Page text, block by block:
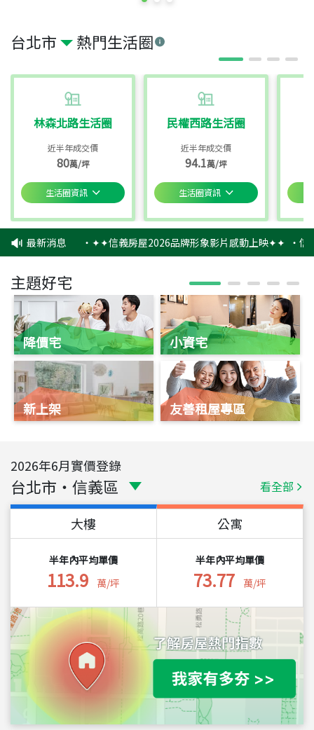
台北市 熱門生活圈
林森北路生活圈
近半年成交價
80萬/坪
生活圈資訊
民權西路生活圈
近半年成交價
94.1萬/坪
生活圈資訊
最新消息 ‧✦✦信義房屋2026品牌形象影片感動上映✦✦ ‧信
主題好宅
降價宅
新上架
小資宅
友善租屋專區
2026年6月實價登錄
台北市 ・ 信義區 看全部
大樓
半年內平均單價
113.9 萬/坪
公寓
半年內平均單價
73.77 萬/坪